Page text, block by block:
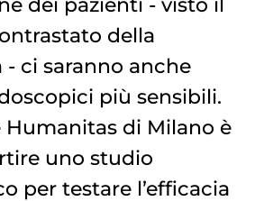
della
- ci saranno anche
più sensibili.
Humanitas di Milano è
uno studio
per testare l’efficacia